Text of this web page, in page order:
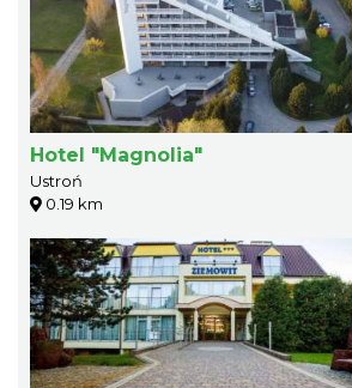
Hotel "Magnolia"
Ustroń
0.19 km